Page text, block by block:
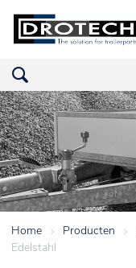
Home > Producten >
Edelstahl